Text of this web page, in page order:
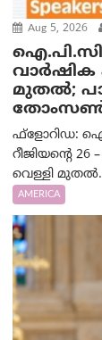
Aug 5, 2026
ഐ.പി.സി
മുതൽ;
തോംസൺ
ഫ്ളോറിഡ:
റീജിയന്റെ
വെള്ളി
AMERICA